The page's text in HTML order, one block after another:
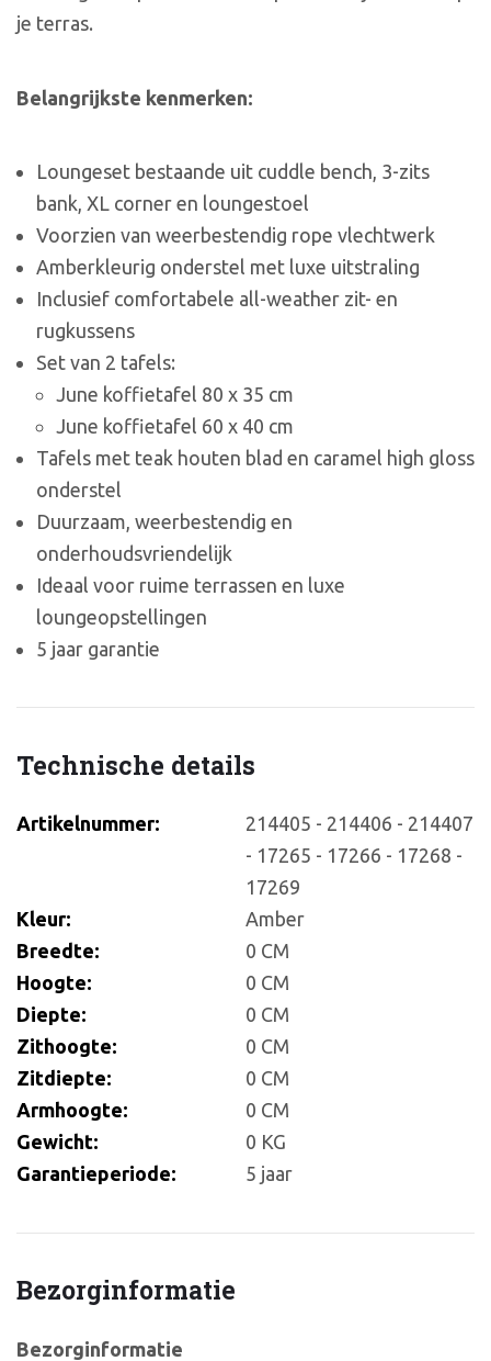
je terras.
Belangrijkste kenmerken:
Loungeset bestaande uit cuddle bench, 3-zits
bank, XL corner en loungestoel
Voorzien van weerbestendig rope vlechtwerk
Amberkleurig onderstel met luxe uitstraling
Inclusief comfortabele all-weather zit- en
rugkussens
Set van 2 tafels:
June koffietafel 80 x 35 cm
June koffietafel 60 x 40 cm
Tafels met teak houten blad en caramel high gloss
onderstel
Duurzaam, weerbestendig en
onderhoudsvriendelijk
Ideaal voor ruime terrassen en luxe
loungeopstellingen
5 jaar garantie
Technische details
Artikelnummer:
214405 - 214406 - 214407
- 17265 - 17266 - 17268 -
17269
Kleur:
Amber
Breedte:
0 CM
Hoogte:
0 CM
Diepte:
0 CM
Zithoogte:
0 CM
Zitdiepte:
0 CM
Armhoogte:
0 CM
Gewicht:
0 KG
Garantieperiode:
5 jaar
Bezorginformatie
Bezorginformatie